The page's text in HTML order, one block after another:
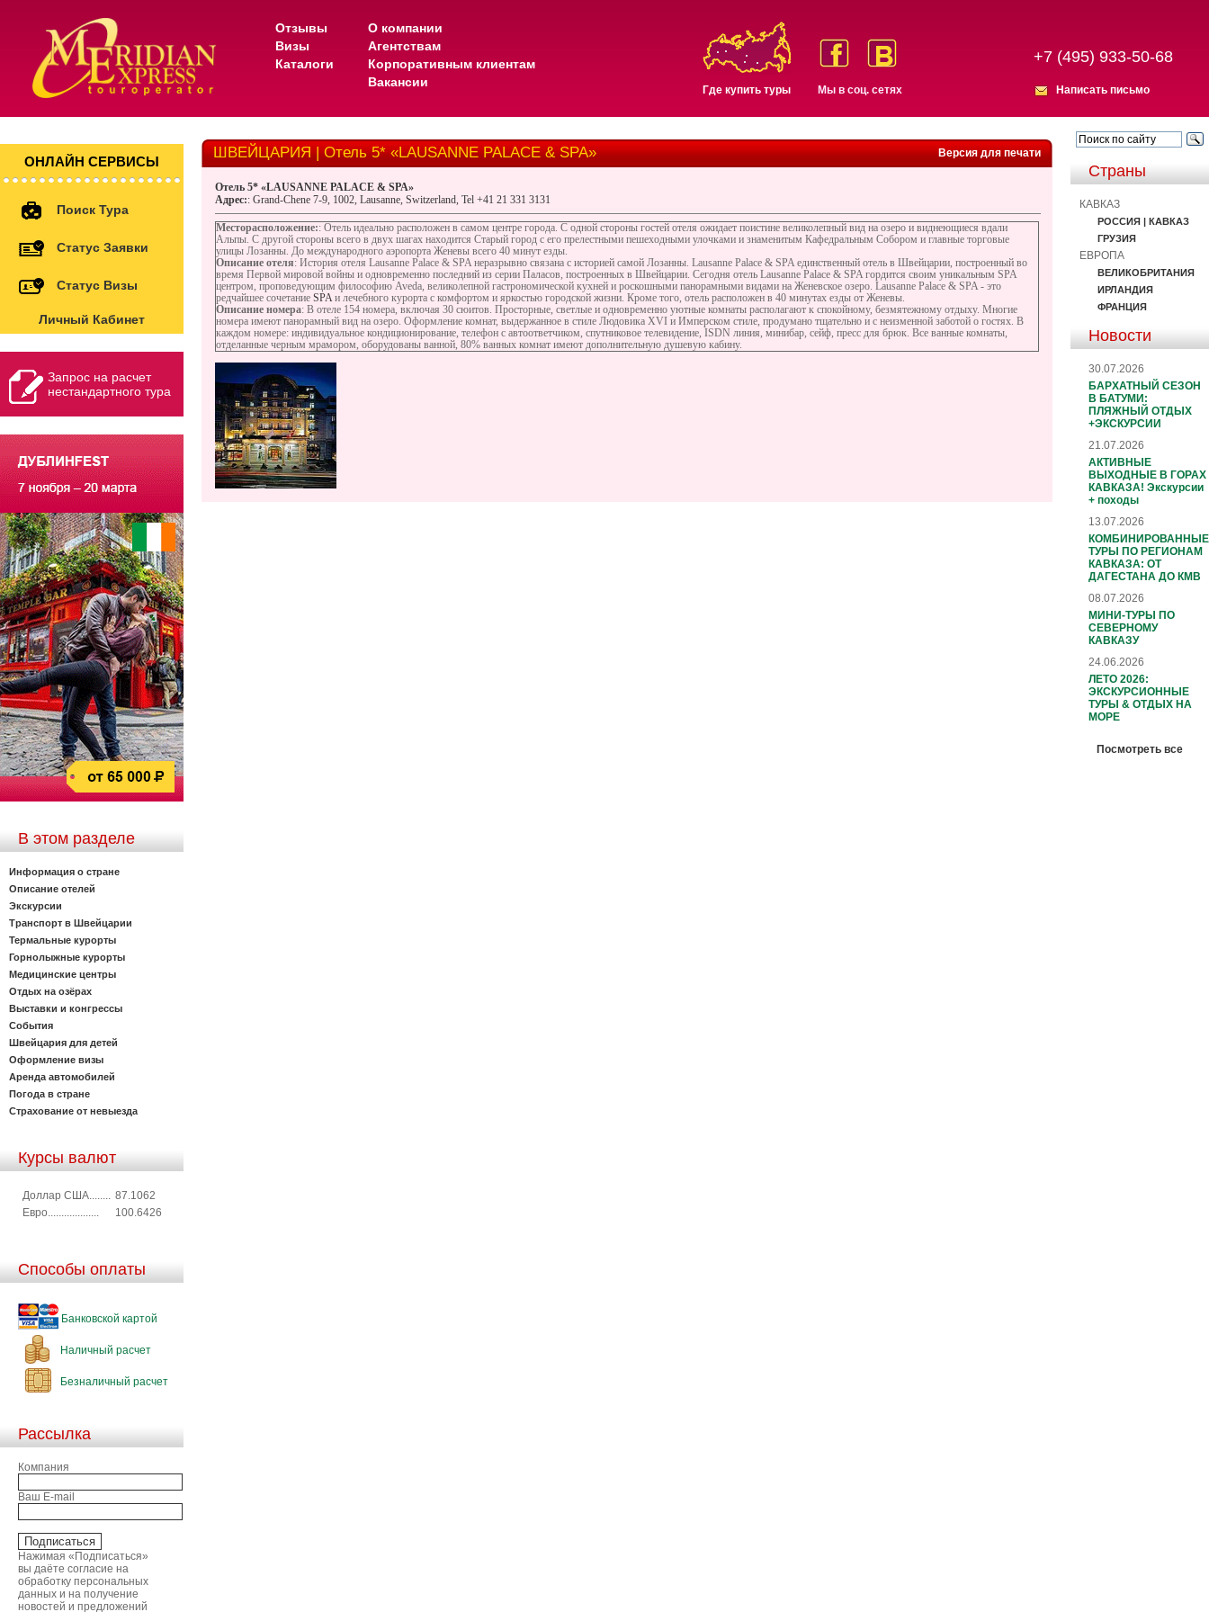
Отзывы
Визы
Каталоги
О компании
Агентствам
Корпоративным клиентам
Вакансии
Где купить туры Мы в соц. сетях
+7 (495) 933-50-68
Написать письмо
ОНЛАЙН СЕРВИСЫ
Поиск Тура
Статус Заявки
Статус Визы
Личный Кабинет
Запрос на расчет
нестандартного тура
В этом разделе
Информация о стране
Описание отелей
Экскурсии
Транспорт в Швейцарии
Термальные курорты
Горнолыжные курорты
Медицинские центры
Отдых на озёрах
Выставки и конгрессы
События
Швейцария для детей
Оформление визы
Аренда автомобилей
Погода в стране
Страхование от невыезда
Курсы валют
Доллар США........ 87.1062
Евро...................
100.6426
Способы оплаты
Банковской картой
Наличный расчет
Безналичный расчет
Рассылка
Компания
Ваш E-mail
Нажимая «Подписаться»
вы даёте согласие на
обработку персональных
данных и на получение
новостей и предложений
Версия для печати
ШВЕЙЦАРИЯ | Отель 5* «LAUSANNE PALACE & SPA»
Отель 5* «LAUSANNE PALACE & SPA»
Адрес:: Grand-Chene 7-9, 1002, Lausanne, Switzerland, Tel +41 21 331 3131
Месторасположение:: Отель идеально расположен в самом центре города. С одной стороны гостей отеля ожидает поистине великолепный вид на озеро и виднеющиеся вдали
Альпы. С другой стороны всего в двух шагах находится Старый город с его прелестными пешеходными улочками и знаменитым Кафедральным Собором и главные торговые
улицы Лозанны. До международного аэропорта Женевы всего 40 минут езды.
Описание отеля: История отеля Lausanne Palace & SPA неразрывно связана с историей самой Лозанны. Lausanne Palace & SPA единственный отель в Швейцарии, построенный во
время Первой мировой войны и одновременно последний из серии Паласов, построенных в Швейцарии. Сегодня отель Lausanne Palace & SPA гордится своим уникальным SPA
центром, проповедующим философию Aveda, великолепной гастрономической кухней и роскошными панорамными видами на Женевское озеро. Lausanne Palace & SPA - это
редчайшее сочетание SPAи лечебного курорта с комфортом и яркостью городской жизни. Кроме того, отель расположен в 40 минутах езды от Женевы.
Описание номера: В отеле 154 номера, включая 30 сюитов. Просторные, светлые и одновременно уютные комнаты располагают к спокойному, безмятежному отдыху. Многие
номера имеют панорамный вид на озеро. Оформление комнат, выдержанное в стиле Людовика XVI и Имперском стиле, продумано тщательно и с неизменной заботой о гостях. В
каждом номере: индивидуальное кондиционирование, телефон с автоответчиком, спутниковое телевидение, ISDN линия, минибар, сейф, пресс для брюк. Все ванные комнаты,
отделанные черным мрамором, оборудованы ванной, 80% ванных комнат имеют дополнительную душевую кабину.
Страны
КАВКАЗ
РОССИЯ | КАВКАЗ
ГРУЗИЯ
ЕВРОПА
ВЕЛИКОБРИТАНИЯ
ИРЛАНДИЯ
ФРАНЦИЯ
Новости
30.07.2026
БАРХАТНЫЙ СЕЗОН
В БАТУМИ:
ПЛЯЖНЫЙ ОТДЫХ
+ЭКСКУРСИИ
21.07.2026
АКТИВНЫЕ
ВЫХОДНЫЕ В ГОРАХ
КАВКАЗА! Экскурсии
+ походы
13.07.2026
КОМБИНИРОВАННЫЕ
ТУРЫ ПО РЕГИОНАМ
КАВКАЗА: ОТ
ДАГЕСТАНА ДО КМВ
08.07.2026
МИНИ-ТУРЫ ПО
СЕВЕРНОМУ
КАВКАЗУ
24.06.2026
ЛЕТО 2026:
ЭКСКУРСИОННЫЕ
ТУРЫ & ОТДЫХ НА
МОРЕ
Посмотреть все